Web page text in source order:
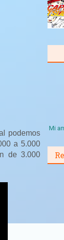
podemos
a 5.000
de 3.000
Mi